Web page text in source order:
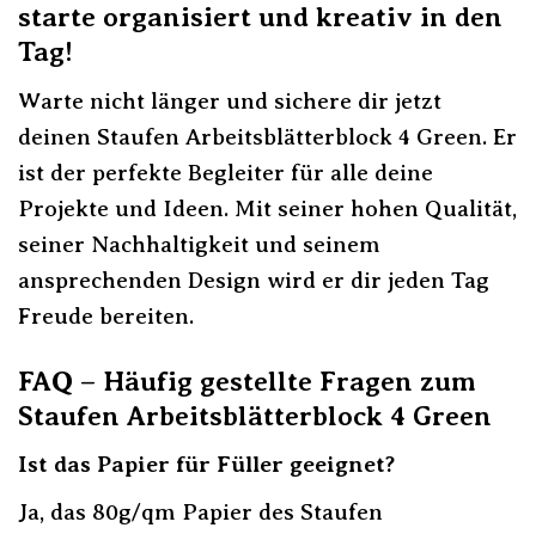
starte organisiert und kreativ in den
Tag!
Warte nicht länger und sichere dir jetzt
deinen Staufen Arbeitsblätterblock 4 Green. Er
ist der perfekte Begleiter für alle deine
Projekte und Ideen. Mit seiner hohen Qualität,
seiner Nachhaltigkeit und seinem
ansprechenden Design wird er dir jeden Tag
Freude bereiten.
FAQ – Häufig gestellte Fragen zum
Staufen Arbeitsblätterblock 4 Green
Ist das Papier für Füller geeignet?
Ja, das 80g/qm Papier des Staufen